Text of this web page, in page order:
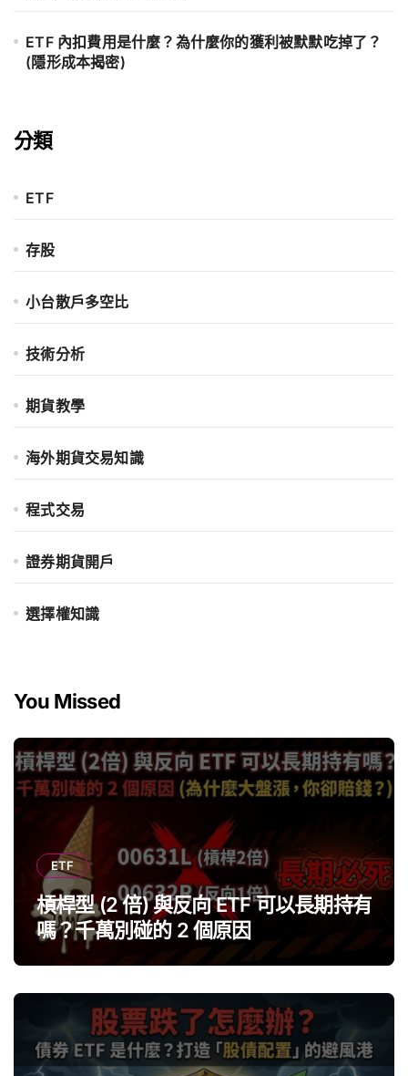
ETF 內扣費用是什麼？為什麼你的獲利被默默吃掉了？
(隱形成本揭密)
分類
ETF
存股
小台散戶多空比
技術分析
期貨教學
海外期貨交易知識
程式交易
證券期貨開戶
選擇權知識
You Missed
ETF
槓桿型 (2 倍) 與反向 ETF 可以長期持有
嗎？千萬別碰的 2 個原因